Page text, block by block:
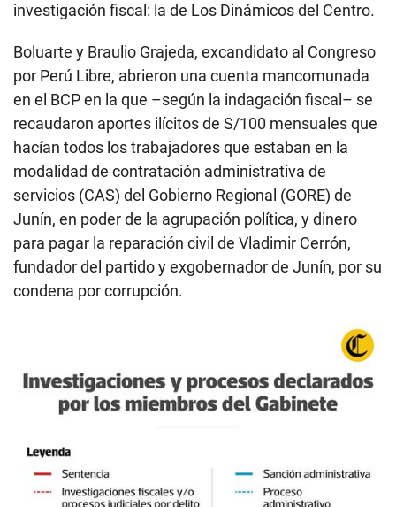
investigación fiscal: la de Los Dinámicos del Centro.
Boluarte y Braulio Grajeda, excandidato al Congreso
por Perú Libre, abrieron una cuenta mancomunada
en el BCP en la que –según la indagación fiscal– se
recaudaron aportes ilícitos de S/100 mensuales que
hacían todos los trabajadores que estaban en la
modalidad de contratación administrativa de
servicios (CAS) del Gobierno Regional (GORE) de
Junín, en poder de la agrupación política, y dinero
para pagar la reparación civil de Vladimir Cerrón,
fundador del partido y exgobernador de Junín, por su
condena por corrupción.